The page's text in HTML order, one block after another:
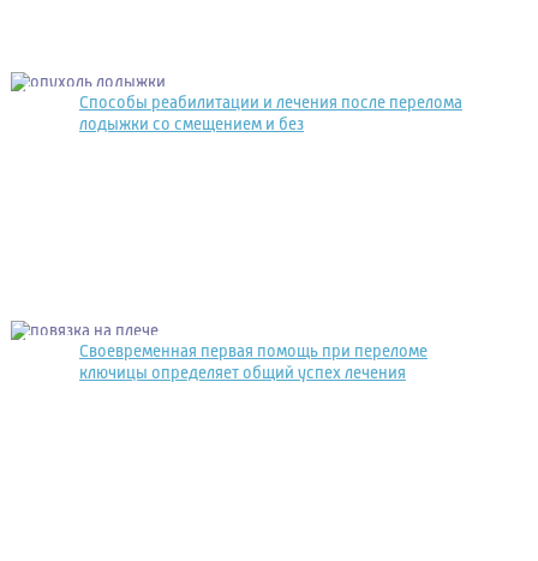
Способы реабилитации и лечения после перелома
лодыжки со смещением и без
Своевременная первая помощь при переломе
ключицы определяет общий успех лечения